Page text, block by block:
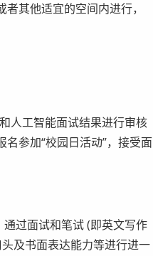
其他适宜的空间内进行，
人工智能面试结果进行审核
参加“校园日活动”，接受面
过面试和笔试 (即英文写作
及书面表达能力等进行进一